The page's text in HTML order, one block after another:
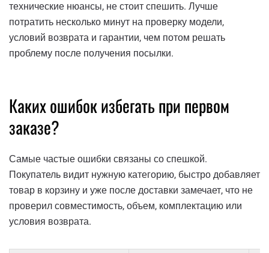
технические нюансы, не стоит спешить. Лучше
потратить несколько минут на проверку модели,
условий возврата и гарантии, чем потом решать
проблему после получения посылки.
Каких ошибок избегать при первом
заказе?
Самые частые ошибки связаны со спешкой.
Покупатель видит нужную категорию, быстро добавляет
товар в корзину и уже после доставки замечает, что не
проверил совместимость, объем, комплектацию или
условия возврата.